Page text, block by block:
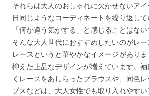
それらは大人のおしゃれに欠かせないア
日同じようなコーディネートを繰り返し
「何か違う気がする」と感じることはない
そんな大人世代におすすめしたいのがレー
レースというと華やかなイメージがあり
抑えた上品なデザインが増えています。
くレースをあしらったブラウスや、同色
プスなどは、大人女性でも取り入れやすい